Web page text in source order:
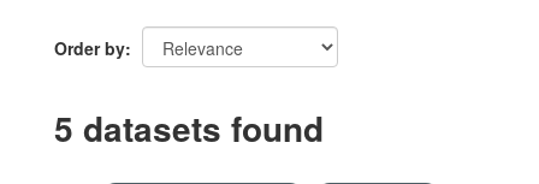
Order by
5 datasets found